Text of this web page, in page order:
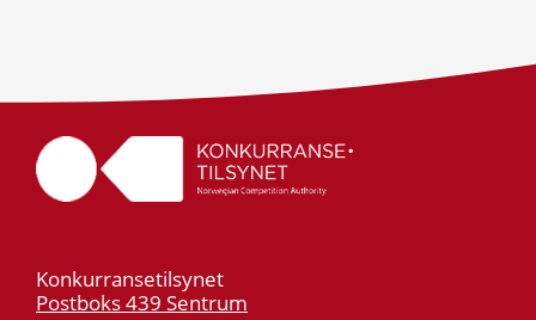
Konkurransetilsynet
Postboks 439 Sentrum